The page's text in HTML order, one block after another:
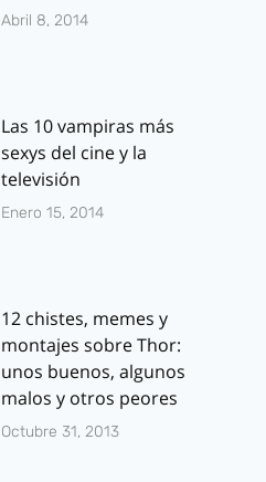
Abril 8, 2014
Las 10 vampiras más
sexys del cine y la
televisión
Enero 15, 2014
12 chistes, memes y
montajes sobre Thor:
unos buenos, algunos
malos y otros peores
Octubre 31, 2013